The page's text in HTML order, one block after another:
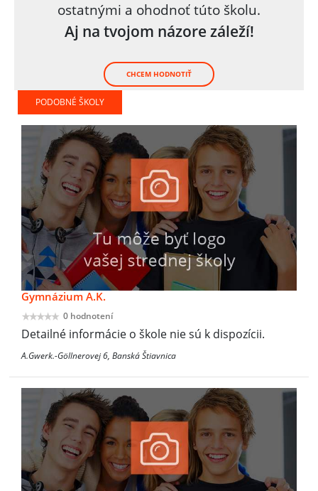
ostatnými a ohodnoť túto školu.
Aj na tvojom názore záleží!
CHCEM HODNOTIŤ
PODOBNÉ ŠKOLY
Gymnázium A.K.
0 hodnotení
Detailné informácie o škole nie sú k dispozícii.
A.Gwerk.-Göllnerovej 6, Banská Štiavnica